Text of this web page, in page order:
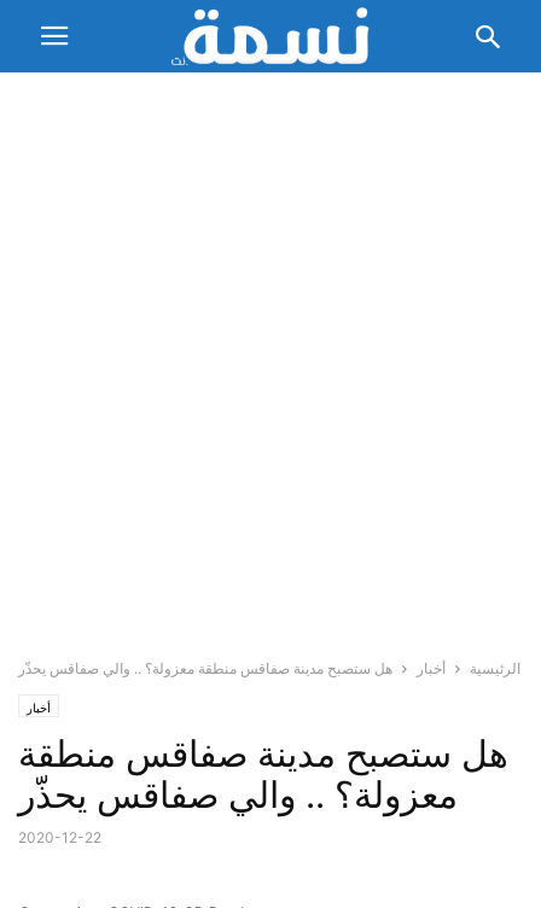
الرئيسية أخبار هل ستصبح مدينة صفاقس منطقة معزولة؟ .. والي صفاقس يحذّر
أخبار
هل ستصبح مدينة صفاقس منطقة
معزولة؟ .. والي صفاقس يحذّر
2020-12-22